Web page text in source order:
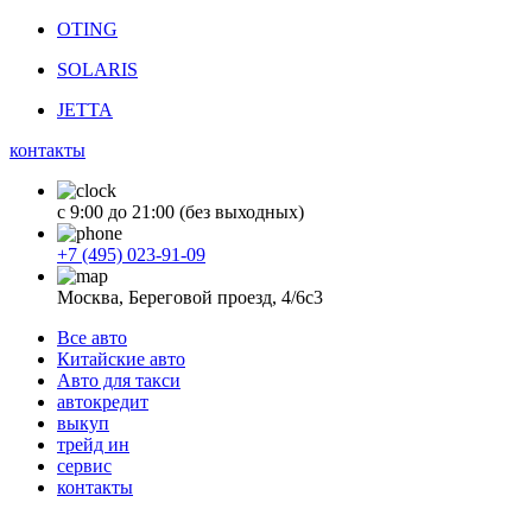
OTING
SOLARIS
JETTA
контакты
с 9:00 до 21:00 (без выходных)
+7 (495) 023-91-09
Москва, Береговой проезд, 4/6с3
Все авто
Китайские авто
Авто для такси
автокредит
выкуп
трейд ин
сервис
контакты